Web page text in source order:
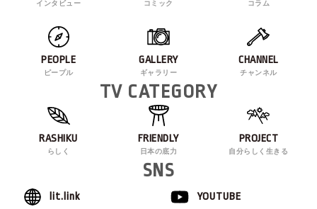
インタビュー コミック コラム
PEOPLE
ピープル
GALLERY
ギャラリー
CHANNEL
チャンネル
TV CATEGORY
RASHIKU
らしく
FRIENDLY
日本の底力
PROJECT
自分らしく生きる
SNS
lit.link YOUTUBE